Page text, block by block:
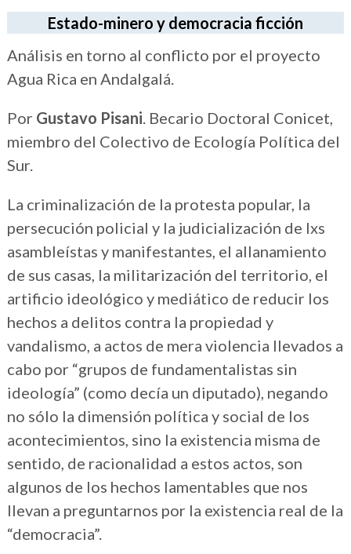
Estado-minero y democracia ficción
Análisis en torno al conflicto por el proyecto
Agua Rica en Andalgalá.
Por Gustavo Pisani. Becario Doctoral Conicet,
miembro del Colectivo de Ecología Política del
Sur.
La criminalización de la protesta popular, la
persecución policial y la judicialización de lxs
asambleístas y manifestantes, el allanamiento
de sus casas, la militarización del territorio, el
artificio ideológico y mediático de reducir los
hechos a delitos contra la propiedad y
vandalismo, a actos de mera violencia llevados a
cabo por “grupos de fundamentalistas sin
ideología” (como decía un diputado), negando
no sólo la dimensión política y social de los
acontecimientos, sino la existencia misma de
sentido, de racionalidad a estos actos, son
algunos de los hechos lamentables que nos
llevan a preguntarnos por la existencia real de la
“democracia”.